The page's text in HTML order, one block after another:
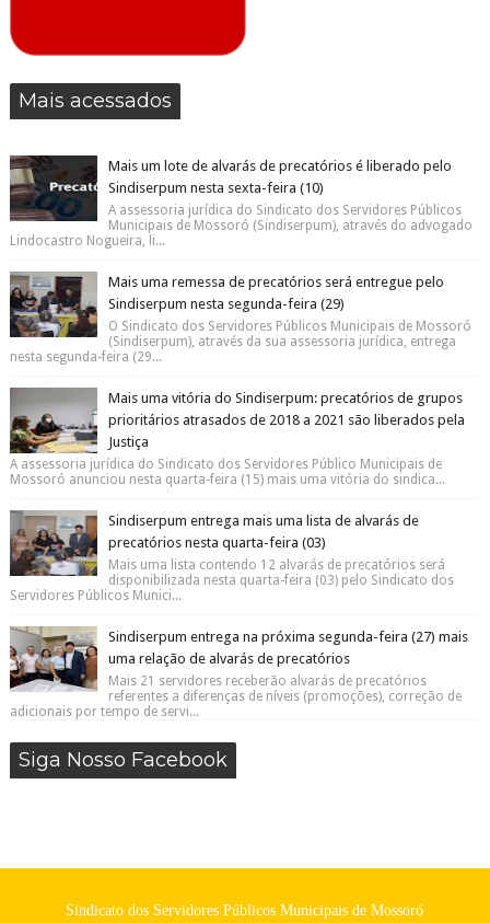
Mais acessados
Mais um lote de alvarás de precatórios é liberado pelo
Sindiserpum nesta sexta-feira (10)
A assessoria jurídica do Sindicato dos Servidores Públicos
Municipais de Mossoró (Sindiserpum), através do advogado
Lindocastro Nogueira, li...
Mais uma remessa de precatórios será entregue pelo
Sindiserpum nesta segunda-feira (29)
O Sindicato dos Servidores Públicos Municipais de Mossoró
(Sindiserpum), através da sua assessoria jurídica, entrega
nesta segunda-feira (29...
Mais uma vitória do Sindiserpum: precatórios de grupos
prioritários atrasados de 2018 a 2021 são liberados pela
Justiça
A assessoria jurídica do Sindicato dos Servidores Público Municipais de
Mossoró anunciou nesta quarta-feira (15) mais uma vitória do sindica...
Sindiserpum entrega mais uma lista de alvarás de
precatórios nesta quarta-feira (03)
Mais uma lista contendo 12 alvarás de precatórios será
disponibilizada nesta quarta-feira (03) pelo Sindicato dos
Servidores Públicos Munici...
Sindiserpum entrega na próxima segunda-feira (27) mais
uma relação de alvarás de precatórios
Mais 21 servidores receberão alvarás de precatórios
referentes a diferenças de níveis (promoções), correção de
adicionais por tempo de servi...
Siga Nosso Facebook
Sindicato dos Servidores Públicos Municipais de Mossoró